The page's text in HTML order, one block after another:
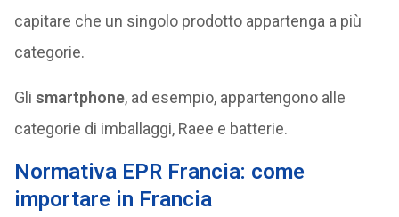
capitare che un singolo prodotto appartenga a più
categorie.
Gli smartphone, ad esempio, appartengono alle
categorie di imballaggi, Raee e batterie.
Normativa EPR Francia: come
importare in Francia